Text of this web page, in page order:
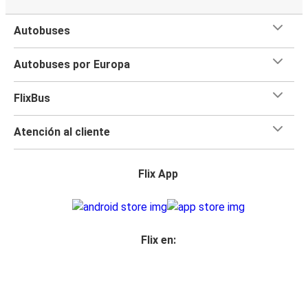
Autobuses
Autobuses por Europa
FlixBus
Atención al cliente
Flix App
Flix en: